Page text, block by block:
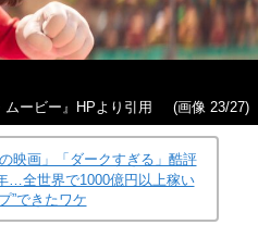
ムービー』HPより引用 (画像 23/27)
映画」「ダークすぎる」酷評
…全世界で1000億円以上稼い
”できたワケ